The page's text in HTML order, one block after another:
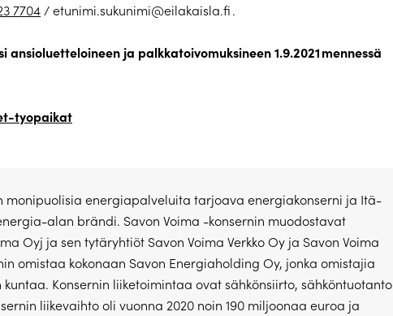
7704 / etunimi.sukunimi@eilakaisla.fi .
ansioluetteloineen ja palkkatoivomuksineen 1.9.2021 mennessä
tyopaikat
monipuolisia energiapalveluita tarjoava energiakonserni ja Itä-
alan brändi. Savon Voima -konsernin muodostavat
Oyj ja sen tytäryhtiöt Savon Voima Verkko Oy ja Savon Voima
omistaa kokonaan Savon Energiaholding Oy, jonka omistajia
Konsernin liiketoimintaa ovat sähkönsiirto, sähköntuotanto
liikevaihto oli vuonna 2020 noin 190 miljoonaa euroa ja